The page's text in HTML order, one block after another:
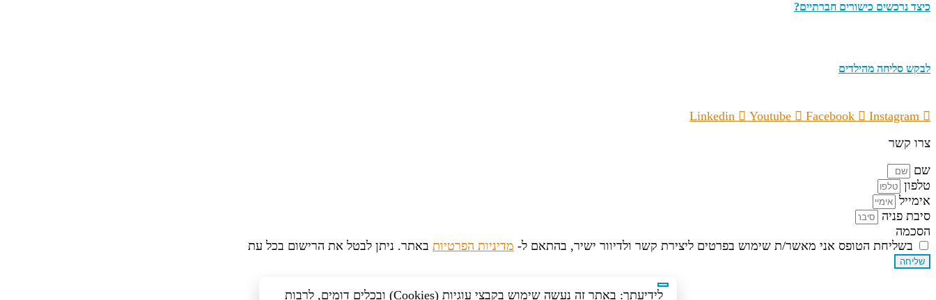
כיצד נרכשים כישורים חברתיים?
לבקש סליחה מהילדים
Linkedin Youtube Facebook
Instagram
צרו קשר
שם
טלפון
אימייל
סיבת פניה
הסכמה
בשליחת הטופס אני מאשר/ת שימוש בפרטים ליצירת קשר ולדיוור ישיר, בהתאם ל- מדיניות הפרטיות באתר. ניתן לבטל את הרישום בכל עת
שליחה
לידיעתך: באתר זה נעשה שימוש בקבצי עוגיות (Cookies) ובכלים דומים, לרבות